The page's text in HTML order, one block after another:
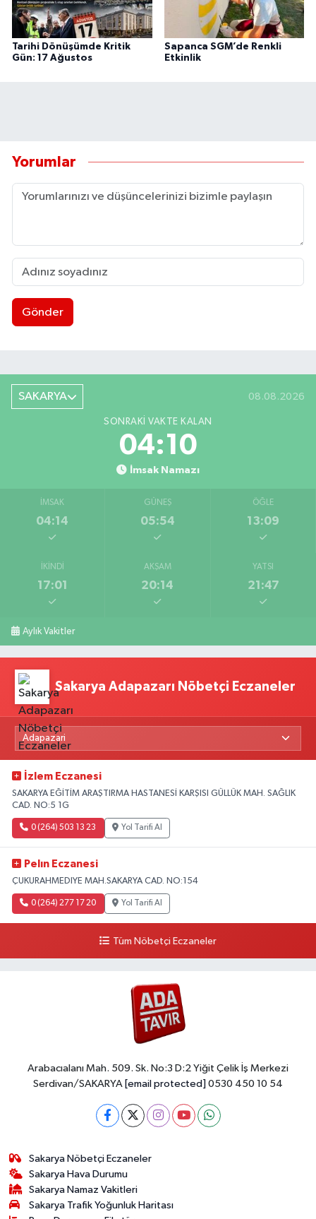
Tarihi Dönüşümde Kritik
Gün: 17 Ağustos
Sapanca SGM’de Renkli
Etkinlik
Yorumlar
Gönder
SAKARYA 08.08.2026
SONRAKI VAKTE KALAN
04:09
İmsak Namazı
İMSAK
04:14
GÜNEŞ
05:54
ÖĞLE
13:09
İKINDI
17:01
AKŞAM
20:14
YATSI
21:47
Aylık Vakitler
Sakarya Adapazarı Nöbetçi Eczaneler
İzlem Eczanesi
SAKARYA EĞİTİM ARAŞTIRMA HASTANESİ KARŞISI GÜLLÜK MAH. SAĞLIK
CAD. NO:5 1G
0 (264) 503 13 23 Yol Tarifi Al
Pelın Eczanesi
ÇUKURAHMEDIYE MAH.SAKARYA CAD. NO:154
0 (264) 277 17 20 Yol Tarifi Al
Tüm Nöbetçi Eczaneler
Arabacıalanı Mah. 509. Sk. No:3 D:2 Yiğit Çelik İş Merkezi
Serdivan/SAKARYA [email protected] 0530 450 10 54
Sakarya Nöbetçi Eczaneler
Sakarya Hava Durumu
Sakarya Namaz Vakitleri
Sakarya Trafik Yoğunluk Haritası